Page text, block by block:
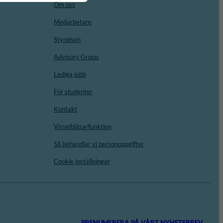
Om oss
Medarbetare
Styrelsen
Advisory Group
Lediga jobb
För studenter
Kontakt
Visselblåsarfunktion
Så behandlar vi personuppgifter
Cookie inställningar